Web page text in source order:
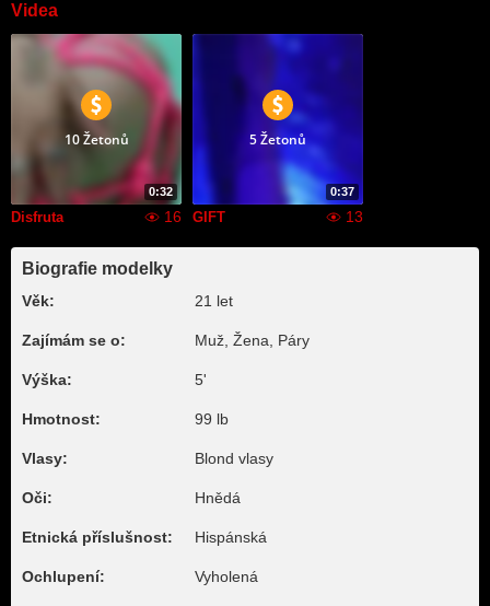
Videa
0:32
10 Žetonů
Disfruta 16
0:37
5 Žetonů
GIFT 13
Biografie modelky
Věk: 21 let
Zajímám se o: Muž, Žena, Páry
Výška: 5'
Hmotnost: 99 lb
Vlasy: Blond vlasy
Oči: Hnědá
Etnická příslušnost: Hispánská
Ochlupení: Vyholená